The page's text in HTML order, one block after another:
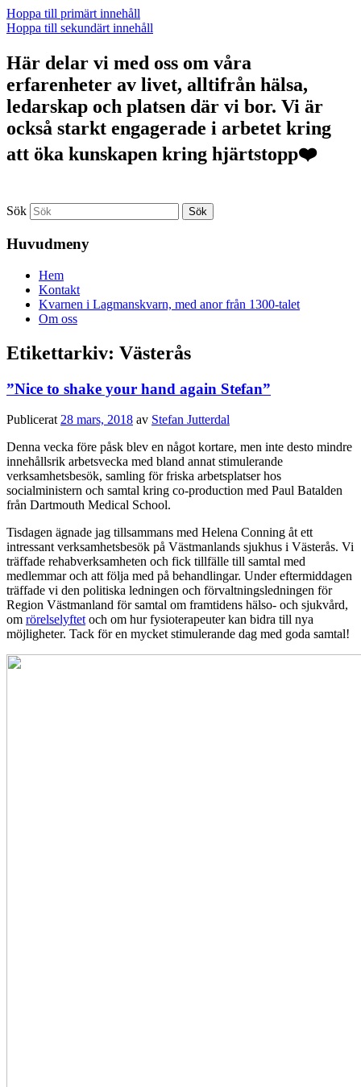
Hoppa till primärt innehåll
Hoppa till sekundärt innehåll
Här delar vi med oss om våra
erfarenheter av livet, alltifrån hälsa,
ledarskap och platsen där vi bor. Vi är
också starkt engagerade i arbetet kring
att öka kunskapen kring hjärtstopp❤️
Sök
Huvudmeny
Hem
Kontakt
Kvarnen i Lagmanskvarn, med anor från 1300-talet
Om oss
Etikettarkiv: Västerås
”Nice to shake your hand again Stefan”
Publicerat 28 mars, 2018 av Stefan Jutterdal
Denna vecka före påsk blev en något kortare, men inte desto mindre
innehållsrik arbetsvecka med bland annat stimulerande
verksamhetsbesök, samling för friska arbetsplatser hos
socialministern och samtal kring co-production med Paul Batalden
från Dartmouth Medical School.
Tisdagen ägnade jag tillsammans med Helena Conning åt ett
intressant verksamhetsbesök på Västmanlands sjukhus i Västerås. Vi
träffade rehabverksamheten och fick tillfälle till samtal med
medlemmar och att följa med på behandlingar. Under eftermiddagen
träffade vi den politiska ledningen och förvaltningsledningen för
Region Västmanland för samtal om framtidens hälso- och sjukvård,
om rörelselyftet och om hur fysioterapeuter kan bidra till nya
möjligheter. Tack för en mycket stimulerande dag med goda samtal!